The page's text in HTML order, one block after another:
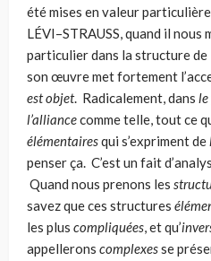
été mises en valeur
LÉVI–STRAUSS, quand il nous
particulier dans la structure de
son œuvre met fortement
est objet. Radicalement, dans le
l’alliancecomme telle, tout ce
élémentairesqui s’expriment de
penser ça. C’est un fait
Quand nous prenons les
savez que ces structures
les plus compliquées, et qu’
appellerons complexesse